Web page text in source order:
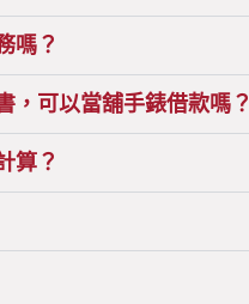
嗎？
，可以當舖手錶借款嗎？
算？